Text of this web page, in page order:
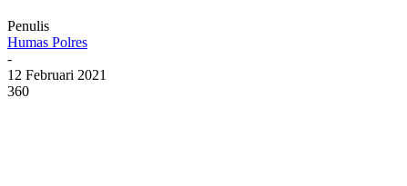
Penulis
Humas Polres
-
12 Februari 2021
360